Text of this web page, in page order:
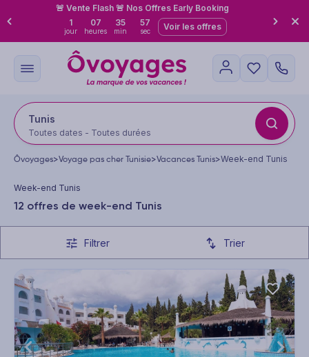
🚨 Vente Flash 🚨 Nos Offres Early Booking
1
jour
07
heures
35
min
56
sec Voir les offres
Tunis
Toutes dates - Toutes durées
Ôvoyages>Voyage pas cher Tunisie>Vacances Tunis>Week-end Tunis
Week-end Tunis
12 offres de week-end Tunis
Filtrer Trier